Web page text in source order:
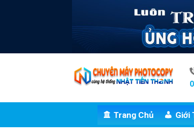
Trang Chủ Giới